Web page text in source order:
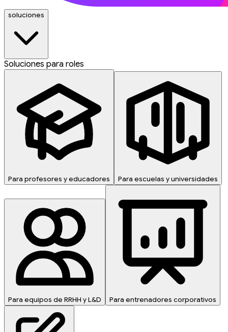
soluciones
Soluciones para roles
Para profesores y educadores Para escuelas y universidades
Para equipos de RRHH y L&D Para entrenadores corporativos